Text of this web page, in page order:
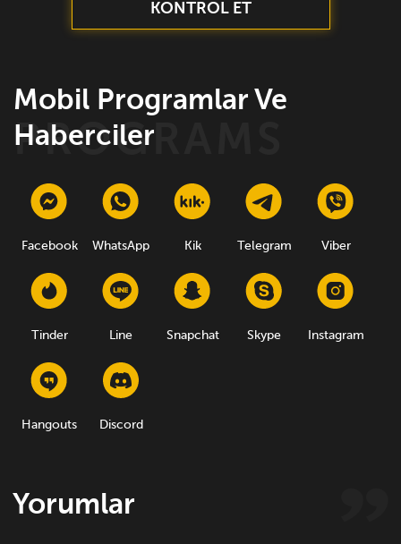
KONTROL ET
Mobil Programlar Ve
Haberciler
Facebook WhatsApp Kik Telegram Viber
Tinder Line Snapchat Skype Instagram
Hangouts Discord
Yorumlar